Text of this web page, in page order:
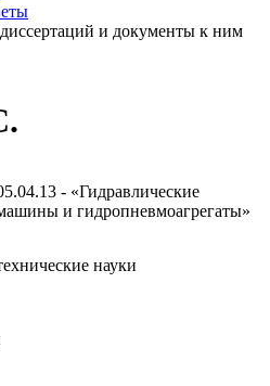
и документы к ним
- «Гидравлические
и гидропневмоагрегаты»
науки